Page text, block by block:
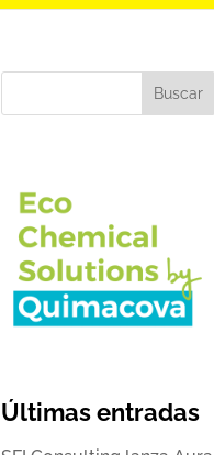
Buscar
Últimas entradas